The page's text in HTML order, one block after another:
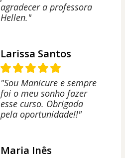
agradecer a professora
Hellen."
Larissa Santos
"Sou Manicure e sempre
foi o meu sonho fazer
esse curso. Obrigada
pela oportunidade!!"
Maria Inês